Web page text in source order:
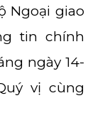
Ngoại giao
tin chính
ngày 14-
vị cùng